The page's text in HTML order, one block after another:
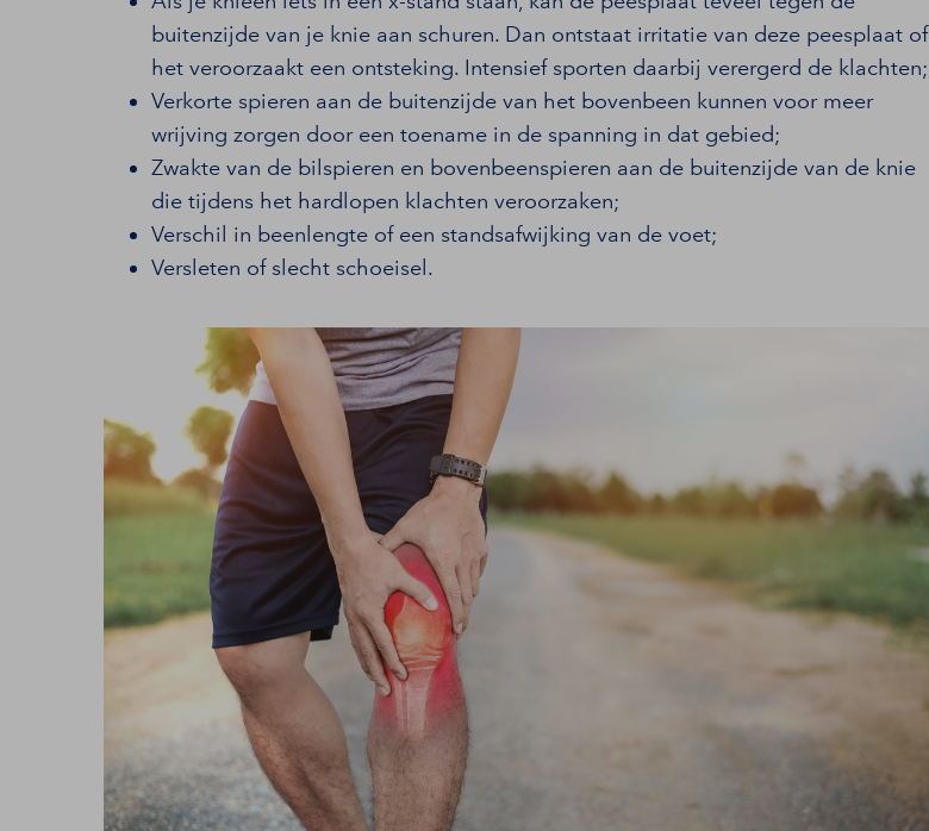
buitenzijde van je knie aan schuren. Dan ontstaat irritatie van deze peesplaat of
het veroorzaakt een ontsteking. Intensief sporten daarbij verergerd de klachten;
Verkorte spieren aan de buitenzijde van het bovenbeen kunnen voor meer
wrijving zorgen door een toename in de spanning in dat gebied;
Zwakte van de bilspieren en bovenbeenspieren aan de buitenzijde van de knie
die tijdens het hardlopen klachten veroorzaken;
Verschil in beenlengte of een standsafwijking van de voet;
Versleten of slecht schoeisel.